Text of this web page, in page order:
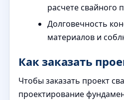
расчете свайного
Долговечность
материалов и
Как заказать
Чтобы заказать проект
проектирование